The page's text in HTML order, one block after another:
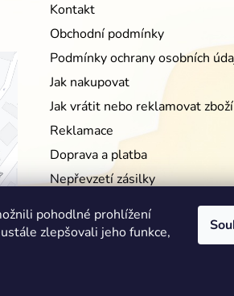
pohodlné prohlížení
zlepšovali jeho funkce,
Kontakt
Obchodní podmínky
Podmínky ochrany osobních
Jak nakupovat
Jak vrátit nebo reklamovat zboží
Reklamace
Doprava a platba
Nepřevzetí zásilky